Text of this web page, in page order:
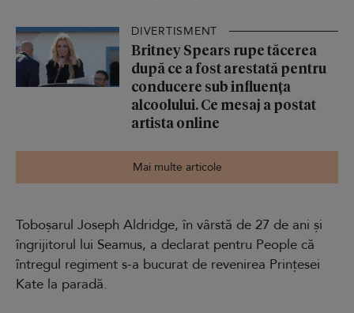
DIVERTISMENT
Britney Spears rupe tăcerea
după ce a fost arestată pentru
conducere sub influența
alcoolului. Ce mesaj a postat
artista online
Mai multe articole
Toboșarul Joseph Aldridge, în vârstă de 27 de ani și
îngrijitorul lui Seamus, a declarat pentru People că
întregul regiment s-a bucurat de revenirea Prințesei
Kate la paradă.